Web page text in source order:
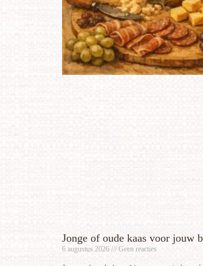
Jonge of oude kaas voor jouw
6 augustus 2026 Geen reacties